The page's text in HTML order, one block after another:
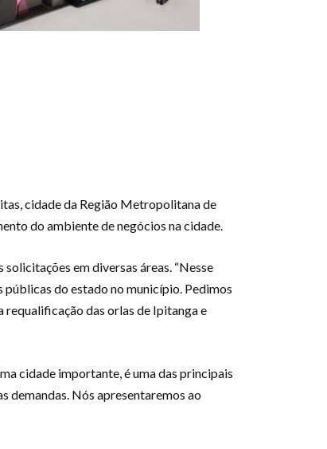
cidade da Região Metropolitana de
do ambiente de negócios na cidade.
em diversas áreas. “Nesse
públicas do estado no município. Pedimos
requalificação das orlas de Ipitanga e
cidade importante, é uma das principais
demandas. Nós apresentaremos ao